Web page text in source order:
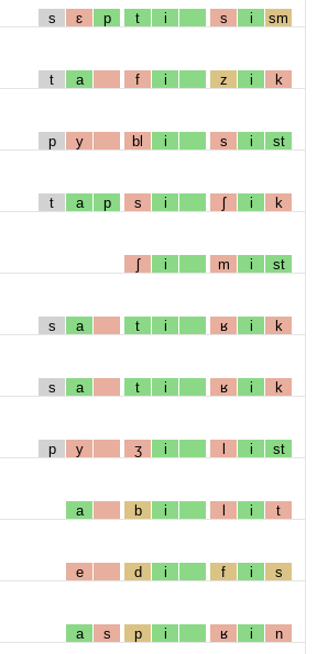
s ɛ p t i s i sm
t a f i z i k
p y bl i s i st
t a p s i ʃ i k
ʃ i m i st
s a t i ʁ i k
s a t i ʁ i k
p y ʒ i l i st
a b i l i t
e d i f i s
a s p i ʁ i n